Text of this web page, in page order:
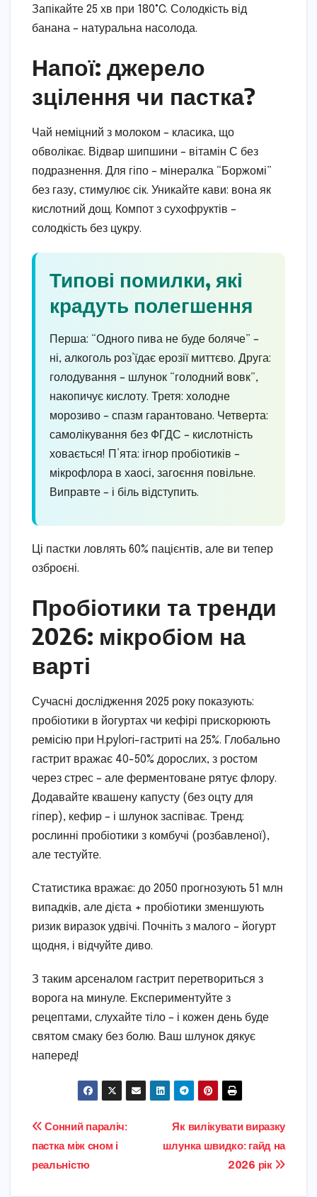
Запікайте 25 хв при 180°C. Солодкість від
банана – натуральна насолода.
Напої: джерело
зцілення чи пастка?
Чай неміцний з молоком – класика, що
обволікає. Відвар шипшини – вітамін С без
подразнення. Для гіпо – мінералка “Боржомі”
без газу, стимулює сік. Уникайте кави: вона як
кислотний дощ. Компот з сухофруктів –
солодкість без цукру.
Типові помилки, які
крадуть полегшення
Перша: “Одного пива не буде боляче” –
ні, алкоголь роз’їдає ерозії миттєво. Друга:
голодування – шлунок “голодний вовк”,
накопичує кислоту. Третя: холодне
морозиво – спазм гарантовано. Четверта:
самолікування без ФГДС – кислотність
ховається! П’ята: ігнор пробіотиків –
мікрофлора в хаосі, загоєння повільне.
Виправте – і біль відступить.
Ці пастки ловлять 60% пацієнтів, але ви тепер
озброєні.
Пробіотики та тренди
2026: мікробіом на
варті
Сучасні дослідження 2025 року показують:
пробіотики в йогуртах чи кефірі прискорюють
ремісію при H.pylori-гастриті на 25%. Глобально
гастрит вражає 40-50% дорослих, з ростом
через стрес – але ферментоване рятує флору.
Додавайте квашену капусту (без оцту для
гіпер), кефир – і шлунок заспіває. Тренд:
рослинні пробіотики з комбучі (розбавленої),
але тестуйте.
Статистика вражає: до 2050 прогнозують 51 млн
випадків, але дієта + пробіотики зменшують
ризик виразок удвічі. Почніть з малого – йогурт
щодня, і відчуйте диво.
З таким арсеналом гастрит перетвориться з
ворога на минуле. Експериментуйте з
рецептами, слухайте тіло – і кожен день буде
святом смаку без болю. Ваш шлунок дякує
наперед!
Навігація
записів
Як вилікувати виразку
шлунка швидко: гайд на
2026 рік
Сонний параліч:
пастка між сном і
реальністю